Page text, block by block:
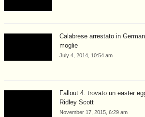
Calabrese arrestato in
moglie
July 4, 2014, 10:54 am
Fallout 4: trovato un easter
Ridley Scott
November 17, 2015, 6:29 am